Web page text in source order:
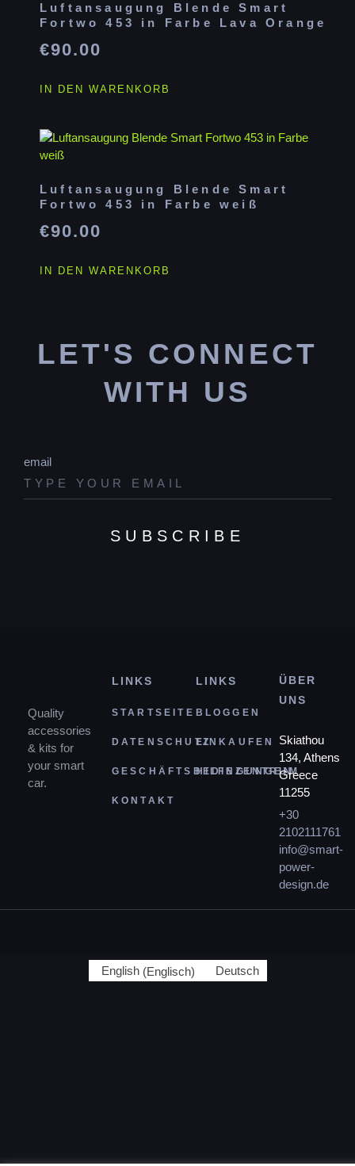
Luftansaugung Blende Smart
Fortwo 453 in Farbe Lava Orange
€90.00
IN DEN WARENKORB
Luftansaugung Blende Smart
Fortwo 453 in Farbe weiß
€90.00
IN DEN WARENKORB
LET'S CONNECT
WITH US
email
SUBSCRIBE
Quality
accessories
& kits for
your smart
car.
LINKS
STARTSEITE
DATENSCHUTZ
GESCHÄFTSBEDINGUNGEN
KONTAKT
LINKS
BLOGGEN
EINKAUFEN
HILFEZENTRUM
ÜBER
UNS
Skiathou
134, Athens
Greece
11255
+30
2102111761
info@smart-
power-
design.de
English(Englisch) Deutsch